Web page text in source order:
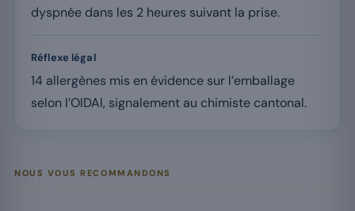
dyspnée dans les 2 heures suivant la prise.
Réflexe légal
14 allergènes mis en évidence sur l’emballage
selon l’OIDAl, signalement au chimiste cantonal.
NOUS VOUS RECOMMANDONS